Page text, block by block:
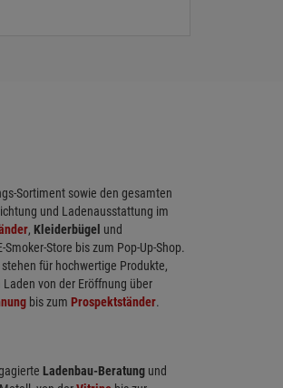
Sortiment sowie den gesamten
und Ladenausstattung im
, Kleiderbügel und
Store bis zum Pop-Up-Shop.
für hochwertige Produkte,
von der Eröffnung über
bis zum Prospektständer.
Ladenbau-Beratung und